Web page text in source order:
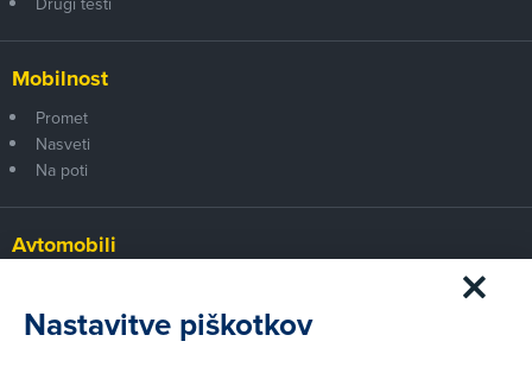
Mobilnost
Promet
Nasveti
Na poti
Avtomobili
Prvi pogled
Za volanom
Nastavitve piškotkov